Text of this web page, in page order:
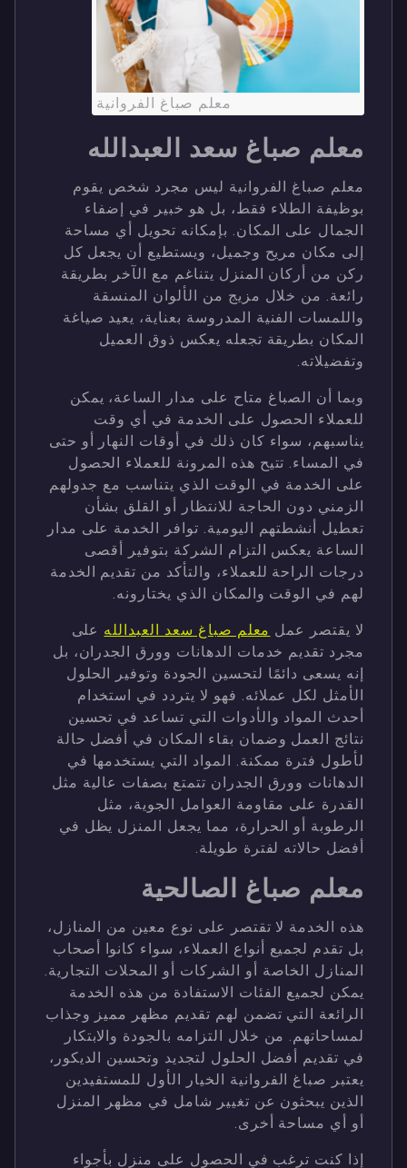
معلم صباغ الفروانية
معلم صباغ سعد العبدالله
معلم صباغ الفروانية ليس مجرد شخص يقوم
بوظيفة الطلاء فقط، بل هو خبير في إضفاء
الجمال على المكان. بإمكانه تحويل أي مساحة
إلى مكان مريح وجميل، ويستطيع أن يجعل كل
ركن من أركان المنزل يتناغم مع الآخر بطريقة
رائعة. من خلال مزيج من الألوان المنسقة
واللمسات الفنية المدروسة بعناية، يعيد صياغة
المكان بطريقة تجعله يعكس ذوق العميل
وتفضيلاته.
وبما أن الصباغ متاح على مدار الساعة، يمكن
للعملاء الحصول على الخدمة في أي وقت
يناسبهم، سواء كان ذلك في أوقات النهار أو حتى
في المساء. تتيح هذه المرونة للعملاء الحصول
على الخدمة في الوقت الذي يتناسب مع جدولهم
الزمني دون الحاجة للانتظار أو القلق بشأن
تعطيل أنشطتهم اليومية. توافر الخدمة على مدار
الساعة يعكس التزام الشركة بتوفير أقصى
درجات الراحة للعملاء، والتأكد من تقديم الخدمة
لهم في الوقت والمكان الذي يختارونه.
لا يقتصر عمل معلم صباغ سعد العبداللهعلى
مجرد تقديم خدمات الدهانات وورق الجدران، بل
إنه يسعى دائمًا لتحسين الجودة وتوفير الحلول
الأمثل لكل عملائه. فهو لا يتردد في استخدام
أحدث المواد والأدوات التي تساعد في تحسين
نتائج العمل وضمان بقاء المكان في أفضل حالة
لأطول فترة ممكنة. المواد التي يستخدمها في
الدهانات وورق الجدران تتمتع بصفات عالية مثل
القدرة على مقاومة العوامل الجوية، مثل
الرطوبة أو الحرارة، مما يجعل المنزل يظل في
أفضل حالاته لفترة طويلة.
معلم صباغ الصالحية
هذه الخدمة لا تقتصر على نوع معين من المنازل،
بل تقدم لجميع أنواع العملاء، سواء كانوا أصحاب
المنازل الخاصة أو الشركات أو المحلات التجارية.
يمكن لجميع الفئات الاستفادة من هذه الخدمة
الرائعة التي تضمن لهم تقديم مظهر مميز وجذاب
لمساحاتهم. من خلال التزامه بالجودة والابتكار
في تقديم أفضل الحلول لتجديد وتحسين الديكور،
يعتبر صباغ الفروانية الخيار الأول للمستفيدين
الذين يبحثون عن تغيير شامل في مظهر المنزل
أو أي مساحة أخرى.
إذا كنت ترغب في الحصول على منزل بأجواء